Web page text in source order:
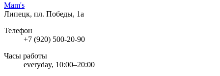
Mam's
Липецк, пл. Победы, 1а
Телефон
+7 (920) 500-20-90
Часы работы
everyday, 10:00–20:00